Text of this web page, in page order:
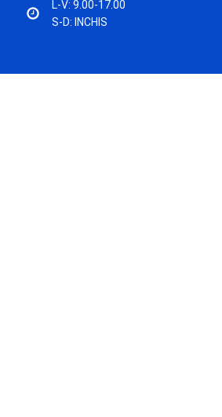
L-V: 9.00-17.00
S-D: INCHIS